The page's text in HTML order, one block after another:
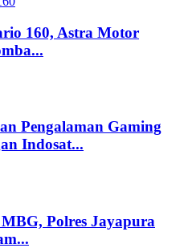
160, Astra Motor
Pengalaman Gaming
Indosat...
Polres Jayapura